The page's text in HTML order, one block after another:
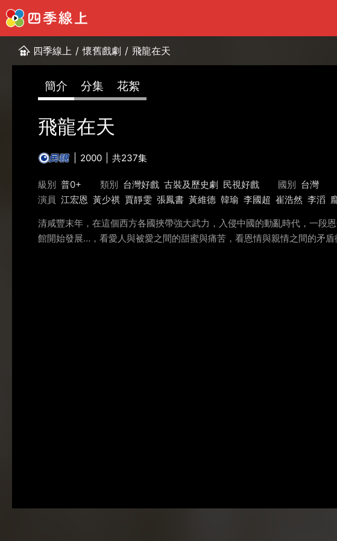
四季線上 / 懷舊戲劇 / 飛龍在天
簡介 分集 花絮
飛龍在天
2000 共237集
級別 普0+ 類別 台灣好戲 古裝及歷史劇 民視好戲 國別 台灣
演員 江宏恩 黃少祺 賈靜雯 張鳳書 黃維德 韓瑜 李國超 崔浩然 李滔
清咸豐末年，在這個西方各國挾帶強大武力，入侵中國的動亂時代，一段
館開始發展…，看愛人與被愛之間的甜蜜與痛苦，看恩情與親情之間的矛盾